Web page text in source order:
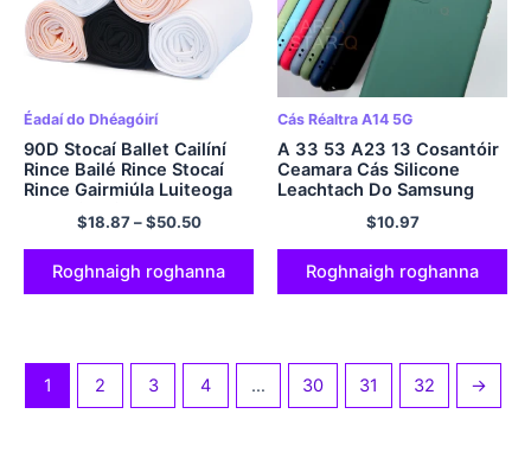
Éadaí do Dhéagóirí
90D Stocaí Ballet Cailíní
Rince Bailé Rince Stocaí
Rince Gairmiúla Luiteoga
gan uaim Rince Pantyhose
Luiteoga 3 Péirí
$18.87–$50.50
Roghnaigh roghanna
Cás Réaltra A14 5G
A 33 53 A23 13 Cosantóir
Ceamara Cás Silicone
Leachtach Do Samsung
Galaxy A53 A33 A73 A13
5G 4G A54 A34 A14
Clúdach Bunaidh Só
$10.97
Roghnaigh roghanna
1 2 3 4 … 30 31 32 →